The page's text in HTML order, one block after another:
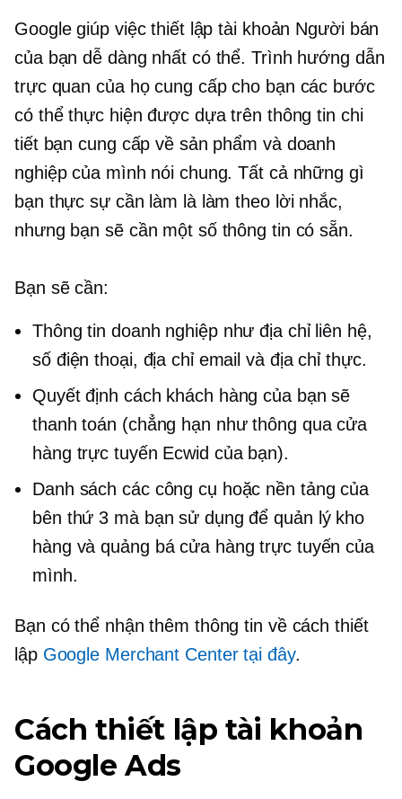
Google giúp việc thiết lập tài khoản Người bán
của bạn dễ dàng nhất có thể. Trình hướng dẫn
trực quan của họ cung cấp cho bạn các bước
có thể thực hiện được dựa trên thông tin chi
tiết bạn cung cấp về sản phẩm và doanh
nghiệp của mình nói chung. Tất cả những gì
bạn thực sự cần làm là làm theo lời nhắc,
nhưng bạn sẽ cần một số thông tin có sẵn.
Bạn sẽ cần:
Thông tin doanh nghiệp như địa chỉ liên hệ,
số điện thoại, địa chỉ email và địa chỉ thực.
Quyết định cách khách hàng của bạn sẽ
thanh toán (chẳng hạn như thông qua cửa
hàng trực tuyến Ecwid của bạn).
Danh sách các công cụ hoặc nền tảng của
bên thứ 3 mà bạn sử dụng để quản lý kho
hàng và quảng bá cửa hàng trực tuyến của
mình.
Bạn có thể nhận thêm thông tin về cách thiết
lập Google Merchant Center tại đây.
Cách thiết lập tài khoản
Google Ads